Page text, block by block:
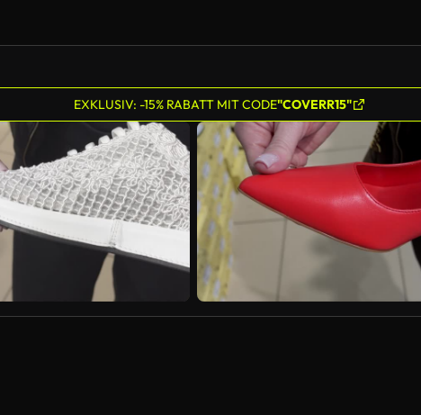
EXKLUSIV: -15% RABATT MIT CODE"COVERR15"